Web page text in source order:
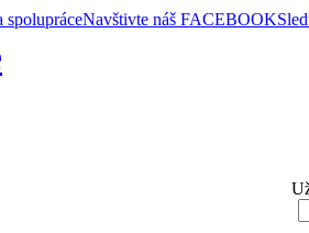
spolupráceNavštivte náš FACEBOOK